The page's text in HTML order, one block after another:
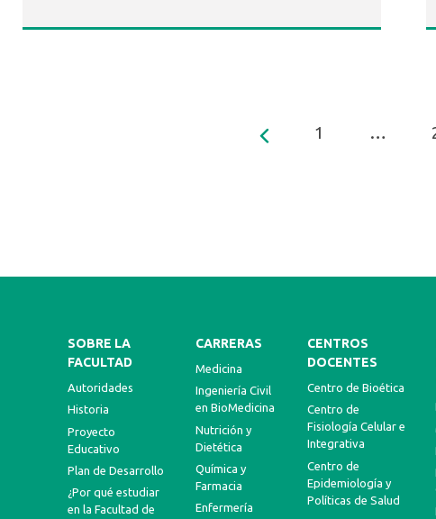
1 …
SOBRE LA
FACULTAD
Autoridades
Historia
Proyecto
Educativo
Plan de Desarrollo
¿Por qué estudiar
en la Facultad de
CARRERAS
Medicina
Ingeniería Civil
en BioMedicina
Nutrición y
Dietética
Química y
Farmacia
Enfermería
CENTROS
DOCENTES
Centro de Bioética
Centro de
Fisiología Celular e
Integrativa
Centro de
Epidemiología y
Políticas de Salud